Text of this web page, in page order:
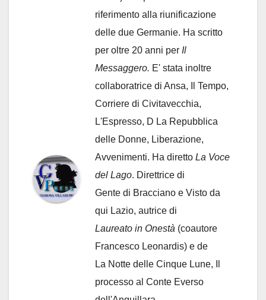
riferimento alla riunificazione
delle due Germanie. Ha scritto
per oltre 20 anni per Il
Messaggero. E' stata inoltre
collaboratrice di Ansa, Il Tempo,
Corriere di Civitavecchia,
L'Espresso, D La Repubblica
delle Donne, Liberazione,
Avvenimenti. Ha diretto La Voce
del Lago. Direttrice di
Gente di Bracciano e Visto da
qui Lazio, autrice di
Laureato in Onestà (coautore
Francesco Leonardis) e de
La Notte delle Cinque Lune, Il
processo al Conte Everso